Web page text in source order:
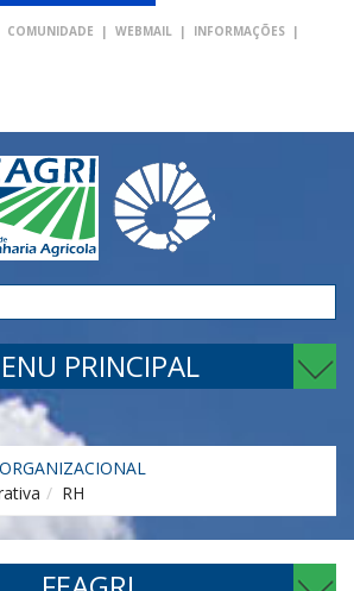
COMUNIDADE | WEBMAIL | INFORMAÇÕES |
PRINCIPAL
RH